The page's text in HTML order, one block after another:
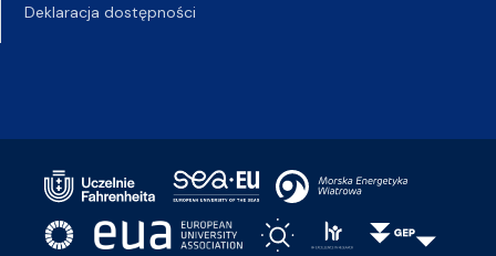
Deklaracja dostępności